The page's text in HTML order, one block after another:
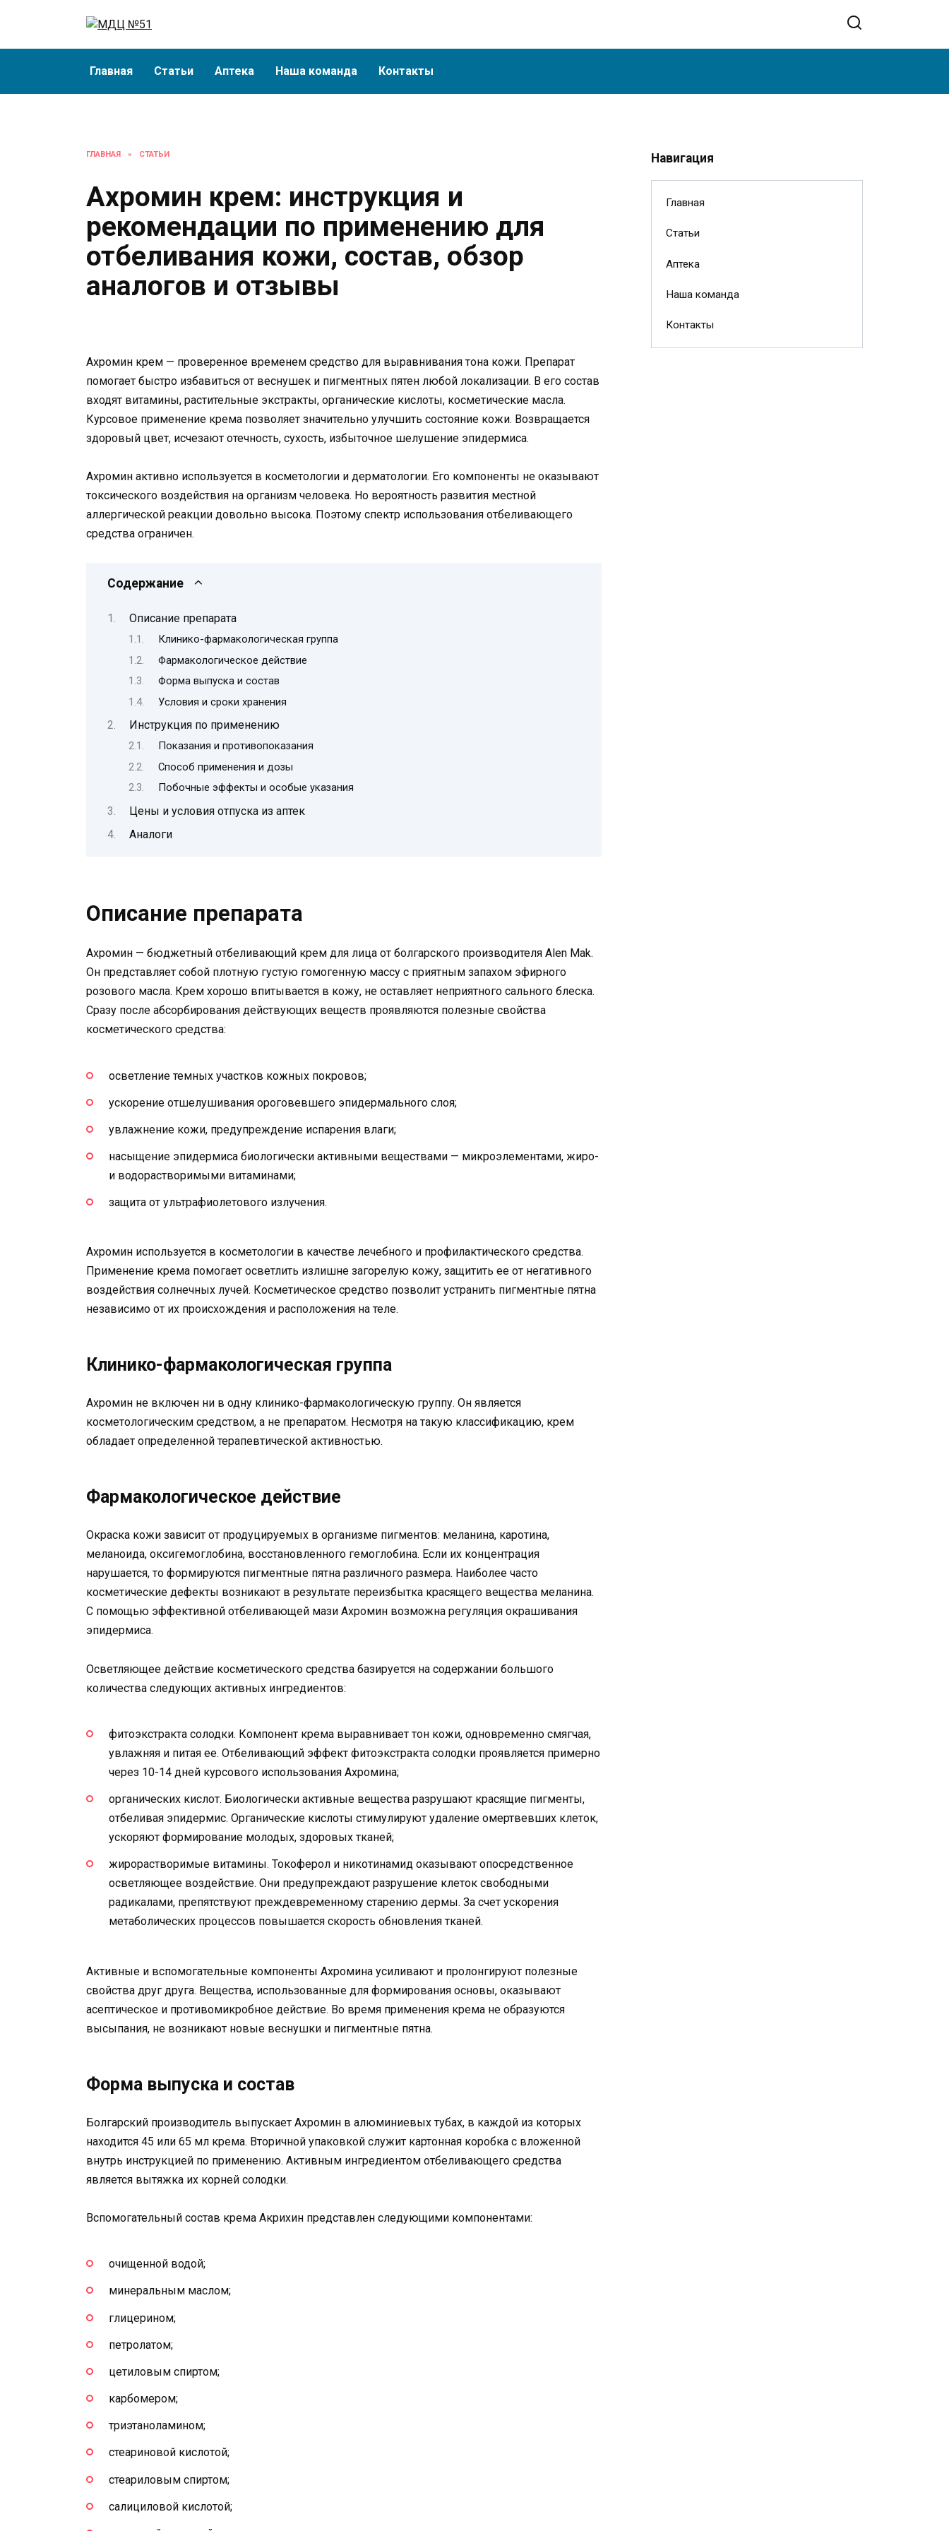
Главная Статьи Аптека Наша команда Контакты
ГЛАВНАЯ » СТАТЬИ
Ахромин крем: инструкция и
рекомендации по применению для
отбеливания кожи, состав, обзор
аналогов и отзывы
Ахромин крем — проверенное временем средство для выравнивания тона кожи. Препарат
помогает быстро избавиться от веснушек и пигментных пятен любой локализации. В его состав
входят витамины, растительные экстракты, органические кислоты, косметические масла.
Курсовое применение крема позволяет значительно улучшить состояние кожи. Возвращается
здоровый цвет, исчезают отечность, сухость, избыточное шелушение эпидермиса.
Ахромин активно используется в косметологии и дерматологии. Его компоненты не оказывают
токсического воздействия на организм человека. Но вероятность развития местной
аллергической реакции довольно высока. Поэтому спектр использования отбеливающего
средства ограничен.
Содержание
Описание препарата
Клинико-фармакологическая группа
Фармакологическое действие
Форма выпуска и состав
Условия и сроки хранения
Инструкция по применению
Показания и противопоказания
Способ применения и дозы
Побочные эффекты и особые указания
Цены и условия отпуска из аптек
Аналоги
Описание препарата
Ахромин — бюджетный отбеливающий крем для лица от болгарского производителя Alen Mak.
Он представляет собой плотную густую гомогенную массу с приятным запахом эфирного
розового масла. Крем хорошо впитывается в кожу, не оставляет неприятного сального блеска.
Сразу после абсорбирования действующих веществ проявляются полезные свойства
косметического средства:
осветление темных участков кожных покровов;
ускорение отшелушивания ороговевшего эпидермального слоя;
увлажнение кожи, предупреждение испарения влаги;
насыщение эпидермиса биологически активными веществами — микроэлементами, жиро-
и водорастворимыми витаминами;
защита от ультрафиолетового излучения.
Ахромин используется в косметологии в качестве лечебного и профилактического средства.
Применение крема помогает осветлить излишне загорелую кожу, защитить ее от негативного
воздействия солнечных лучей. Косметическое средство позволит устранить пигментные пятна
независимо от их происхождения и расположения на теле.
Клинико-фармакологическая группа
Ахромин не включен ни в одну клинико-фармакологическую группу. Он является
косметологическим средством, а не препаратом. Несмотря на такую классификацию, крем
обладает определенной терапевтической активностью.
Фармакологическое действие
Окраска кожи зависит от продуцируемых в организме пигментов: меланина, каротина,
меланоида, оксигемоглобина, восстановленного гемоглобина. Если их концентрация
нарушается, то формируются пигментные пятна различного размера. Наиболее часто
косметические дефекты возникают в результате переизбытка красящего вещества меланина.
С помощью эффективной отбеливающей мази Ахромин возможна регуляция окрашивания
эпидермиса.
Осветляющее действие косметического средства базируется на содержании большого
количества следующих активных ингредиентов:
фитоэкстракта солодки. Компонент крема выравнивает тон кожи, одновременно смягчая,
увлажняя и питая ее. Отбеливающий эффект фитоэкстракта солодки проявляется примерно
через 10-14 дней курсового использования Ахромина;
органических кислот. Биологически активные вещества разрушают красящие пигменты,
отбеливая эпидермис. Органические кислоты стимулируют удаление омертвевших клеток,
ускоряют формирование молодых, здоровых тканей;
жирорастворимые витамины. Токоферол и никотинамид оказывают опосредственное
осветляющее воздействие. Они предупреждают разрушение клеток свободными
радикалами, препятствуют преждевременному старению дермы. За счет ускорения
метаболических процессов повышается скорость обновления тканей.
Активные и вспомогательные компоненты Ахромина усиливают и пролонгируют полезные
свойства друг друга. Вещества, использованные для формирования основы, оказывают
асептическое и противомикробное действие. Во время применения крема не образуются
высыпания, не возникают новые веснушки и пигментные пятна.
Форма выпуска и состав
Болгарский производитель выпускает Ахромин в алюминиевых тубах, в каждой из которых
находится 45 или 65 мл крема. Вторичной упаковкой служит картонная коробка с вложенной
внутрь инструкцией по применению. Активным ингредиентом отбеливающего средства
является вытяжка их корней солодки.
Вспомогательный состав крема Акрихин представлен следующими компонентами:
очищенной водой;
минеральным маслом;
глицерином;
петролатом;
цетиловым спиртом;
карбомером;
триэтаноламином;
стеариновой кислотой;
стеариловым спиртом;
салициловой кислотой;
Навигация
Главная
Статьи
Аптека
Наша команда
Контакты